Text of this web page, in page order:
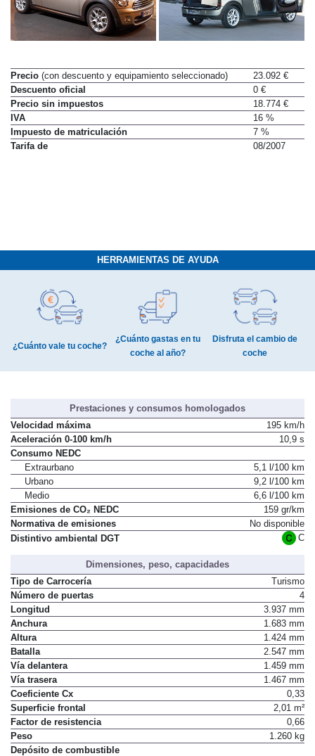
Precio (con descuento y equipamiento seleccionado)
23.092 €
Descuento oficial
0 €
Precio sin impuestos
18.774 €
IVA
16 %
Impuesto de matriculación
7 %
Tarifa de
08/2007
HERRAMIENTAS DE AYUDA
¿Cuánto vale tu coche?
¿Cuánto gastas en tu
coche al año?
Disfruta el cambio de
coche
Prestaciones y consumos homologados
Velocidad máxima
195 km/h
Aceleración 0-100 km/h
10,9 s
Consumo NEDC
Extraurbano
5,1 l/100 km
Urbano
9,2 l/100 km
Medio
6,6 l/100 km
Emisiones de CO₂ NEDC
159 gr/km
Normativa de emisiones
No disponible
Distintivo ambiental DGT
C
Dimensiones, peso, capacidades
Tipo de Carrocería
Turismo
Número de puertas
4
Longitud
3.937 mm
Anchura
1.683 mm
Altura
1.424 mm
Batalla
2.547 mm
Vía delantera
1.459 mm
Vía trasera
1.467 mm
Coeficiente Cx
0,33
Superficie frontal
2,01 m²
Factor de resistencia
0,66
Peso
1.260 kg
Depósito de combustible